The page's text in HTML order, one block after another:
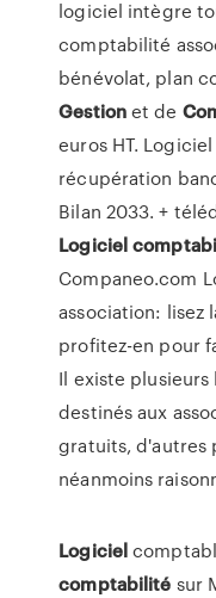
logiciel intègre
comptabilité
bénévolat, plan
Gestionet de
euros HT.
récupération
Bilan 2033. +
Logiciel
Companeo.com
association: lisez
profitez-en pour
Il existe
destinés aux
gratuits, d'autres
néanmoins
Logiciel
comptabilité sur